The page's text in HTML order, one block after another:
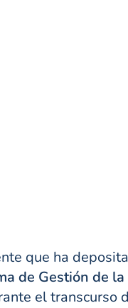
que ha
de Gestión de
el transcurso